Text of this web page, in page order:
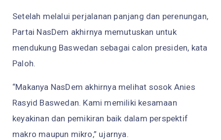
Setelah melalui perjalanan panjang dan perenungan,
Partai NasDem akhirnya memutuskan untuk
mendukung Baswedan sebagai calon presiden, kata
Paloh.
“Makanya NasDem akhirnya melihat sosok Anies
Rasyid Baswedan. Kami memiliki kesamaan
keyakinan dan pemikiran baik dalam perspektif
makro maupun mikro,” ujarnya.